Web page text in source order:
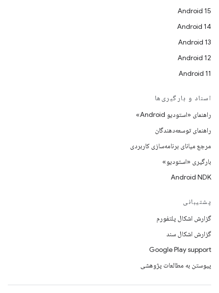
Android 15
Android 14
Android 13
Android 12
Android 11
اسناد و بارگیری‌ها
راهنمای «استودیو Android»
راهنمای توسعه‌دهندگان
مرجع میانای برنامه‌سازی کاربردی
بارگیری «استودیو»
Android NDK
پشتیبانی
گزارش اشکال پلتفورم
گزارش اشکال سند
Google Play support
پیوستن به مطالعات پژوهشی